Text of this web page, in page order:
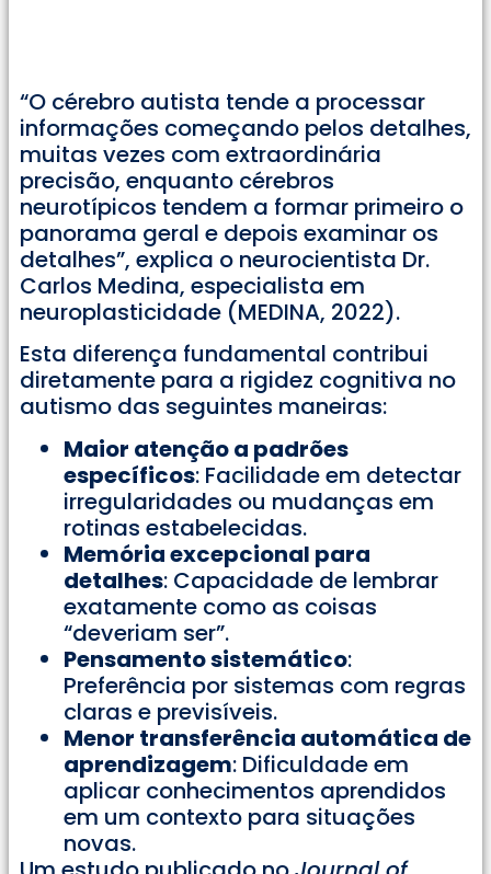
“O cérebro autista tende a processar
informações começando pelos detalhes,
muitas vezes com extraordinária
precisão, enquanto cérebros
neurotípicos tendem a formar primeiro o
panorama geral e depois examinar os
detalhes”, explica o neurocientista Dr.
Carlos Medina, especialista em
neuroplasticidade (MEDINA, 2022).
Esta diferença fundamental contribui
diretamente para a rigidez cognitiva no
autismo das seguintes maneiras:
Maior atenção a padrões
específicos: Facilidade em detectar
irregularidades ou mudanças em
rotinas estabelecidas.
Memória excepcional para
detalhes: Capacidade de lembrar
exatamente como as coisas
“deveriam ser”.
Pensamento sistemático:
Preferência por sistemas com regras
claras e previsíveis.
Menor transferência automática de
aprendizagem: Dificuldade em
aplicar conhecimentos aprendidos
em um contexto para situações
novas.